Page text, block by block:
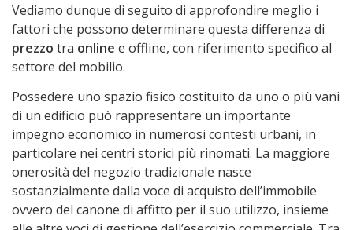
Vediamo dunque di seguito di approfondire meglio i
fattori che possono determinare questa differenza di
prezzo tra online e offline, con riferimento specifico al
settore del mobilio.
Possedere uno spazio fisico costituito da uno o più vani
di un edificio può rappresentare un importante
impegno economico in numerosi contesti urbani, in
particolare nei centri storici più rinomati. La maggiore
onerosità del negozio tradizionale nasce
sostanzialmente dalla voce di acquisto dell’immobile
ovvero del canone di affitto per il suo utilizzo, insieme